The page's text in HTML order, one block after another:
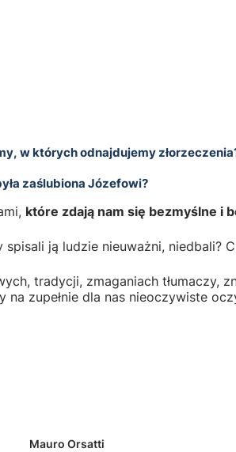
w których odnajdujemy
zaślubiona Józefowi?
które zdają nam się bezmyślne i
ją ludzie nieuważni,
tradycji, zmaganiach
zupełnie dla nas nieoczywiste
Mauro Orsatti